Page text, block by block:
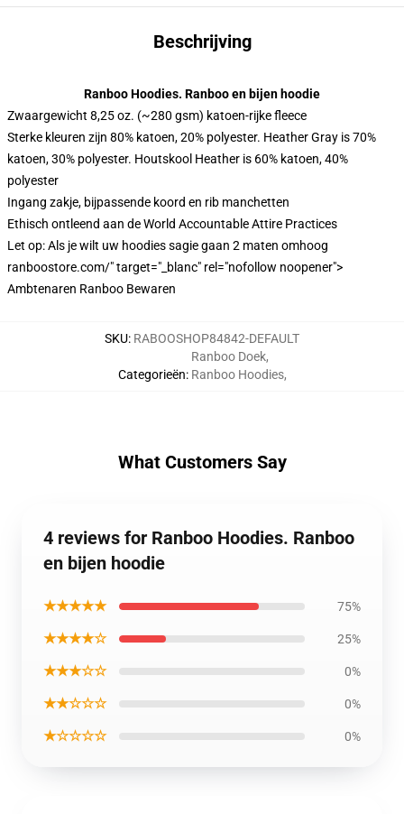
Beschrijving
Ranboo Hoodies. Ranboo en bijen hoodie
Zwaargewicht 8,25 oz. (~280 gsm) katoen-rijke fleece
Sterke kleuren zijn 80% katoen, 20% polyester. Heather Gray is 70%
katoen, 30% polyester. Houtskool Heather is 60% katoen, 40%
polyester
Ingang zakje, bijpassende koord en rib manchetten
Ethisch ontleend aan de World Accountable Attire Practices
Let op: Als je wilt uw hoodies sagie gaan 2 maten omhoog
ranboostore.com/" target="_blanc" rel="nofollow noopener">
Ambtenaren Ranboo Bewaren
SKU: RABOOSHOP84842-DEFAULT
Categorieën:
Ranboo Doek,
Ranboo Hoodies,
What Customers Say
4 reviews for Ranboo Hoodies. Ranboo
en bijen hoodie
★★★★★ 75%
★★★★☆ 25%
★★★☆☆ 0%
★★☆☆☆ 0%
★☆☆☆☆ 0%